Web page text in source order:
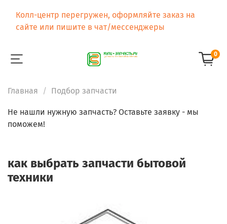
Колл-центр перегружен, оформляйте заказ на
сайте или пишите в чат/мессенджеры
0
Главная Подбор запчасти
Не нашли нужную запчасть? Оставьте заявку - мы
поможем!
как выбрать запчасти бытовой
техники